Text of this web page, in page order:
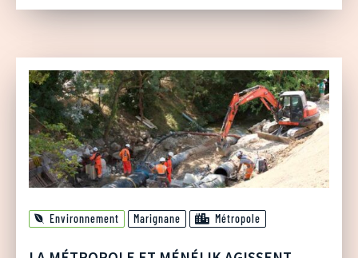
Environnement Marignane Métropole